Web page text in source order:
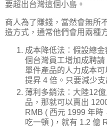
要超出台灣這個小島。
商人為了賺錢，當然會無所
造方式，通常他們會用兩種
成本降低法：假設總
個台灣員工增加成聘
單件產品的人力成本
提昇 4 倍。只要減少
薄利多銷法：大陸12
品，那就可以賣出
RMB ( 西元 1999 年
吃一頓 )，就有 1.2 億